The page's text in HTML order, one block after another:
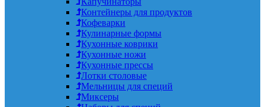
Контейнеры для продуктов
Кофеварки
Кулинарные формы
Кухонные коврики
Кухонные ножи
Кухонные прессы
Лотки столовые
Мельницы для специй
Миксеры